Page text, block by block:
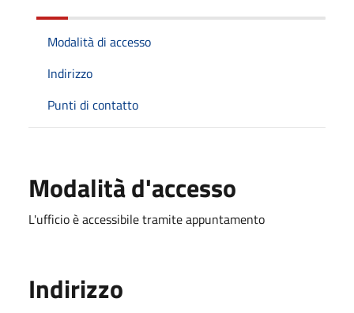
Modalità di accesso
Indirizzo
Punti di contatto
Modalità d'accesso
L'ufficio è accessibile tramite appuntamento
Indirizzo